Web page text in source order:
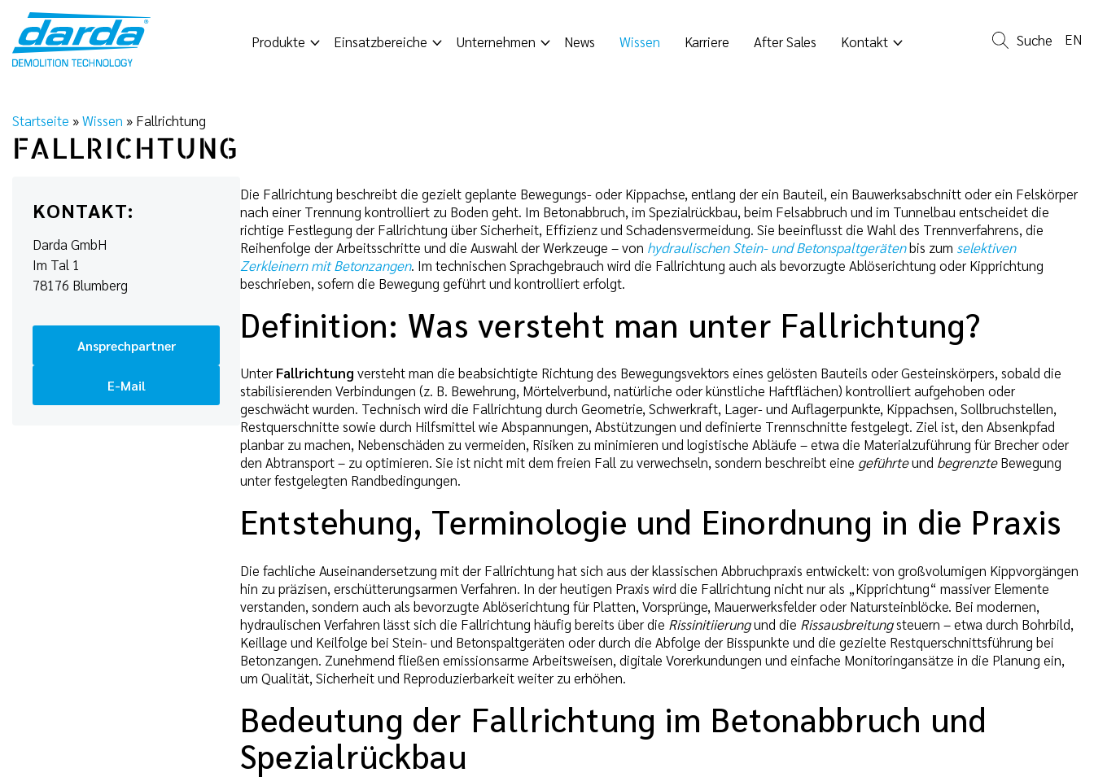
content
Produkte Einsatzbereiche Unternehmen News Wissen Karriere After Sales Kontakt Suche EN
Startseite »Wissen » Fallrichtung
FALLRICHTUNG
KONTAKT:
Darda GmbH
Im Tal 1
78176 Blumberg
Ansprechpartner
E-Mail
Die Fallrichtung beschreibt die gezielt geplante Bewegungs- oder Kippachse, entlang der ein Bauteil, ein Bauwerksabschnitt oder ein Felskörper
nach einer Trennung kontrolliert zu Boden geht. Im Betonabbruch, im Spezialrückbau, beim Felsabbruch und im Tunnelbau entscheidet die
richtige Festlegung der Fallrichtung über Sicherheit, Effizienz und Schadensvermeidung. Sie beeinflusst die Wahl des Trennverfahrens, die
Reihenfolge der Arbeitsschritte und die Auswahl der Werkzeuge – von hydraulischen Stein- und Betonspaltgerätenbis zum selektiven
Zerkleinern mit Betonzangen. Im technischen Sprachgebrauch wird die Fallrichtung auch als bevorzugte Ablöserichtung oder Kipprichtung
beschrieben, sofern die Bewegung geführt und kontrolliert erfolgt.
Definition: Was versteht man unter Fallrichtung?
Unter Fallrichtung versteht man die beabsichtigte Richtung des Bewegungsvektors eines gelösten Bauteils oder Gesteinskörpers, sobald die
stabilisierenden Verbindungen (z. B. Bewehrung, Mörtelverbund, natürliche oder künstliche Haftflächen) kontrolliert aufgehoben oder
geschwächt wurden. Technisch wird die Fallrichtung durch Geometrie, Schwerkraft, Lager- und Auflagerpunkte, Kippachsen, Sollbruchstellen,
Restquerschnitte sowie durch Hilfsmittel wie Abspannungen, Abstützungen und definierte Trennschnitte festgelegt. Ziel ist, den Absenkpfad
planbar zu machen, Nebenschäden zu vermeiden, Risiken zu minimieren und logistische Abläufe – etwa die Materialzuführung für Brecher oder
den Abtransport – zu optimieren. Sie ist nicht mit dem freien Fall zu verwechseln, sondern beschreibt eine geführteund begrenzteBewegung
unter festgelegten Randbedingungen.
Entstehung, Terminologie und Einordnung in die Praxis
Die fachliche Auseinandersetzung mit der Fallrichtung hat sich aus der klassischen Abbruchpraxis entwickelt: von großvolumigen Kippvorgängen
hin zu präzisen, erschütterungsarmen Verfahren. In der heutigen Praxis wird die Fallrichtung nicht nur als „Kipprichtung“ massiver Elemente
verstanden, sondern auch als bevorzugte Ablöserichtung für Platten, Vorsprünge, Mauerwerksfelder oder Natursteinblöcke. Bei modernen,
hydraulischen Verfahren lässt sich die Fallrichtung häufig bereits über die Rissinitiierungund die Rissausbreitungsteuern – etwa durch Bohrbild,
Keillage und Keilfolge bei Stein- und Betonspaltgeräten oder durch die Abfolge der Bisspunkte und die gezielte Restquerschnittsführung bei
Betonzangen. Zunehmend fließen emissionsarme Arbeitsweisen, digitale Vorerkundungen und einfache Monitoringansätze in die Planung ein,
um Qualität, Sicherheit und Reproduzierbarkeit weiter zu erhöhen.
Bedeutung der Fallrichtung im Betonabbruch und
Spezialrückbau